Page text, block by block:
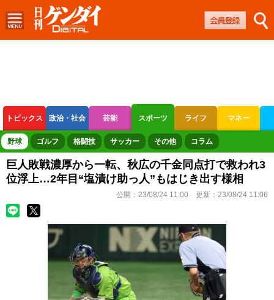
トピックス 政治・社会 芸能 スポーツ ライフ マネー
ボートレース 競輪 オートレース
野球 ゴルフ 格闘技 サッカー その他 コラム
巨人敗戦濃厚から一転、秋広の千金同点打で救われ3
位浮上…2年目“塩漬け助っ人”もはじき出す様相
公開： 23/08/24 11:00 更新： 23/08/24 11:06